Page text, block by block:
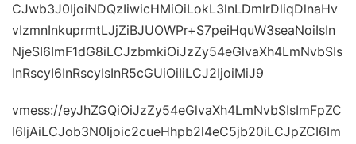
CJwb3J0IjoiNDQzIiwicHMiOiLokL3lnLDmlrDliqDlnaHv
vIzmnInkuprmtLJjZiBJUOWPr+S7peiHquW3seaNoiIsIn
NjeSI6ImF1dG8iLCJzbmkiOiJzZy54eGlvaXh4LmNvbSIs
InRscyI6InRscyIsInR5cGUiOiIiLCJ2IjoiMiJ9
vmess://eyJhZGQiOiJzZy54eGlvaXh4LmNvbSIsImFpZC
I6IjAiLCJob3N0Ijoic2cueHhpb2l4eC5jb20iLCJpZCI6Im